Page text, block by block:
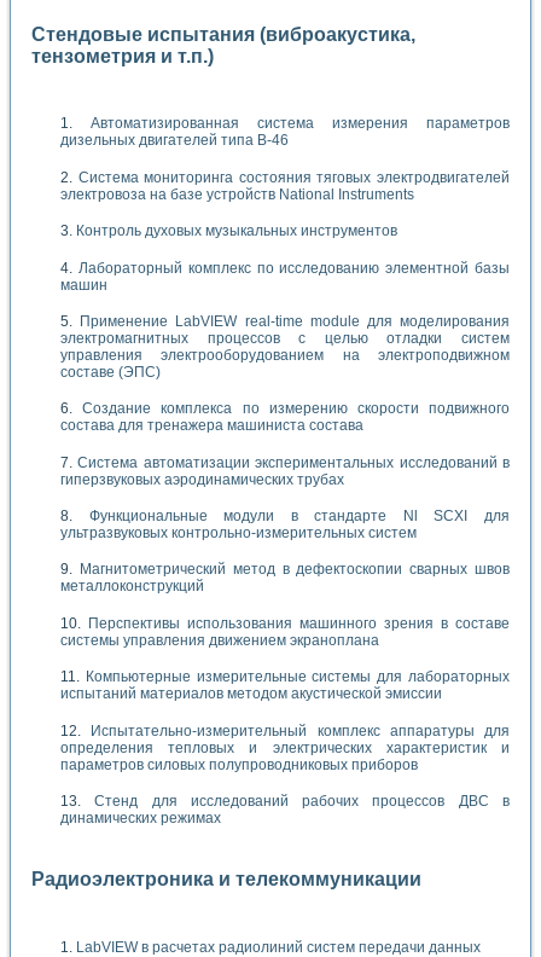
Стендовые испытания (виброакустика,
тензометрия и т.п.)
Автоматизированная система измерения параметров
дизельных двигателей типа В-46
Система мониторинга состояния тяговых электродвигателей
электровоза на базе устройств National Instruments
Контроль духовых музыкальных инструментов
Лабораторный комплекс по исследованию элементной базы
машин
Применение LabVIEW real-time module для моделирования
электромагнитных процессов с целью отладки систем
управления электрооборудованием на электроподвижном
составе (ЭПС)
Создание комплекса по измерению скорости подвижного
состава для тренажера машиниста состава
Система автоматизации экспериментальных исследований в
гиперзвуковых аэродинамических трубах
Функциональные модули в стандарте Nl SCXI для
ультразвуковых контрольно-измерительных систем
Магнитометрический метод в дефектоскопии сварных швов
металлоконструкций
Перспективы использования машинного зрения в составе
системы управления движением экраноплана
Компьютерные измерительные системы для лабораторных
испытаний материалов методом акустической эмиссии
Испытательно-измерительный комплекс аппаратуры для
определения тепловых и электрических характеристик и
параметров силовых полупроводниковых приборов
Стенд для исследований рабочих процессов ДВС в
динамических режимах
Радиоэлектроника и телекоммуникации
LabVIEW в расчетах радиолиний систем передачи данных